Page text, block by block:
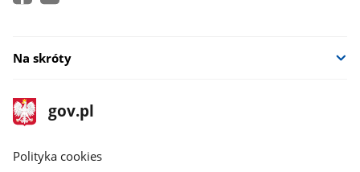
Na skróty
stopka
gov.pl
Strona
gov.pl
gov.pl
Polityka cookies